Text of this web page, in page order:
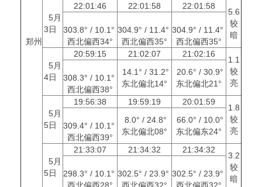
郑州
5月
3日
22:01:46 22:01:58 22:01:58
5.6
较
暗
303.8° / 10.1°
西北偏西34°
304.9° / 11.4°
西北偏西35°
304.9° / 11.4°
西北偏西35°
5月
4日
20:59:15 21:02:07 21:02:16
1.1
较
亮
308.3° / 10.1°
西北偏西38°
14.1° / 31.2°
东北偏北14°
20.6° / 30.9°
东北偏北21°
5月
5日
19:56:38 19:59:19 20:01:59
1.8
较
亮
309.4° / 10.1°
西北偏西39°
8.0° / 24.8°
东北偏北08°
66.0° / 10.0°
东北偏东24°
5月
5日
21:33:07 21:34:32 21:34:32
3.2
较
暗
298.3° / 10.1°
西北偏西28°
302.5° / 23.9°
西北偏西32°
302.5° / 23.9°
西北偏西32°